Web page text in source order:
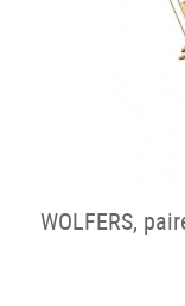
WOLFERS,